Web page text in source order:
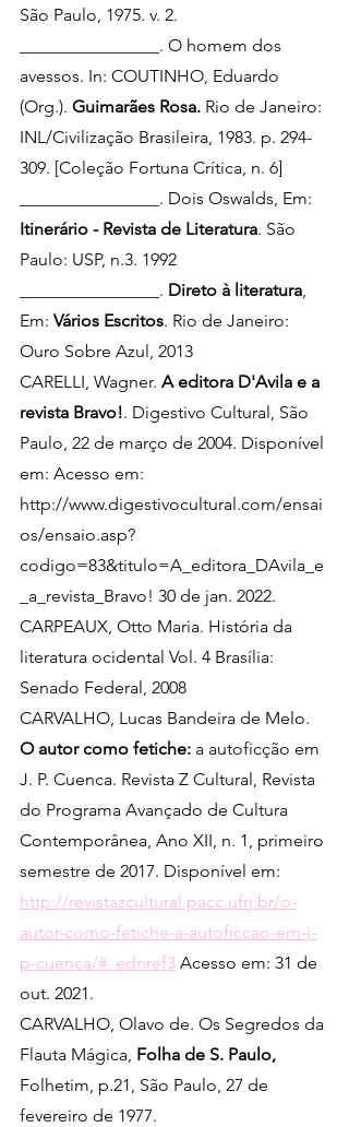
São Paulo, 1975. v. 2.
________________. O homem dos
avessos. In: COUTINHO, Eduardo
(Org.). Guimarães Rosa. Rio de Janeiro:
INL/Civilização Brasileira, 1983. p. 294-
309. [Coleção Fortuna Crítica, n. 6]
________________. Dois Oswalds, Em:
Itinerário - Revista de Literatura. São
Paulo: USP, n.3. 1992
________________. Direto à literatura,
Em: Vários Escritos. Rio de Janeiro:
Ouro Sobre Azul, 2013
CARELLI, Wagner. A editora D'Avila e a
revista Bravo!. Digestivo Cultural, São
Paulo, 22 de março de 2004. Disponível
em: Acesso em:
http://www.digestivocultural.com/ensai
os/ensaio.asp?
codigo=83&titulo=A_editora_DAvila_e
_a_revista_Bravo! 30 de jan. 2022.
CARPEAUX, Otto Maria. História da
literatura ocidental Vol. 4 Brasília:
Senado Federal, 2008
CARVALHO, Lucas Bandeira de Melo.
O autor como fetiche: a autoficção em
J. P. Cuenca. Revista Z Cultural, Revista
do Programa Avançado de Cultura
Contemporânea, Ano XII, n. 1, primeiro
semestre de 2017. Disponível em:
http://revistazcultural.pacc.ufrj.br/o-
autor-como-fetiche-a-autoficcao-em-j-
p-cuenca/#_ednref3 Acesso em: 31 de
out. 2021.
CARVALHO, Olavo de. Os Segredos da
Flauta Mágica, Folha de S. Paulo,
Folhetim, p.21, São Paulo, 27 de
fevereiro de 1977.